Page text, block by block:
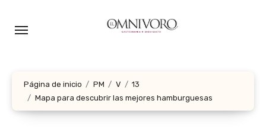
Página de inicio PM V
13
Mapa para descubrir las mejores hamburguesas